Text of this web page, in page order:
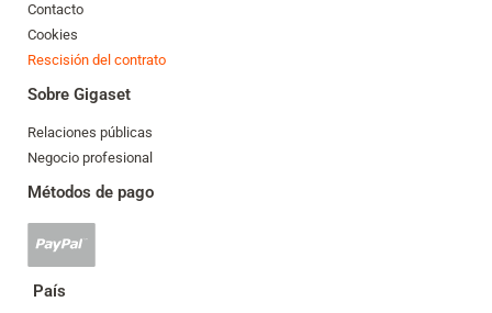
Contacto
Cookies
Rescisión del contrato
Sobre Gigaset
Relaciones públicas
Negocio profesional
Métodos de pago
acepta
pago
País